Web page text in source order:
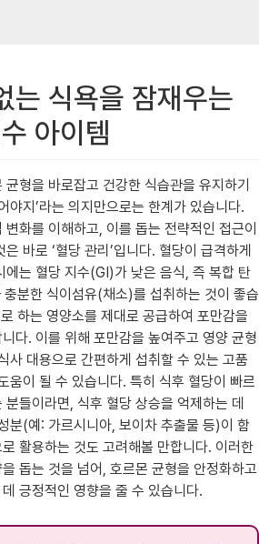
는 식욕을 잠재우는
아이템
형을 바로잡고 건강한 식습관을 유지하기
야지’라는 의지만으로는 한계가 있습니다.
화를 이해하고, 이를 돕는 전략적인 접근이
바로 ‘혈당 관리’입니다. 혈당이 급격하게
에는 혈당 지수(GI)가 낮은 음식, 즉 복합 탄
분한 식이섬유(채소)를 섭취하는 것이 좋습
하는 영양소를 제대로 공급하여 포만감을
다. 이를 위해 포만감을 높여주고 영양 균형
사 대용으로 간편하게 섭취할 수 있는 고품
움이 될 수 있습니다. 특히 식후 혈당이 빠르
들이라면, 식후 혈당 상승을 억제하는 데
분(예: 가르시니아, 보이차 추출물 등)이 함
활용하는 것도 고려해볼 만합니다. 이러한
돕는 것을 넘어, 호르몬 균형을 안정화하고
긍정적인 영향을 줄 수 있습니다.